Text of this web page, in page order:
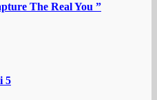
The Real You ”
5